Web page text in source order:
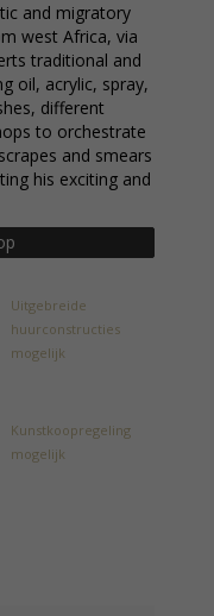
and migratory
west Africa, via
traditional and
oil, acrylic, spray,
different
to orchestrate
and smears
his exciting and
Uitgebreide
huurconstructies
mogelijk
Kunstkoopregeling
mogelijk